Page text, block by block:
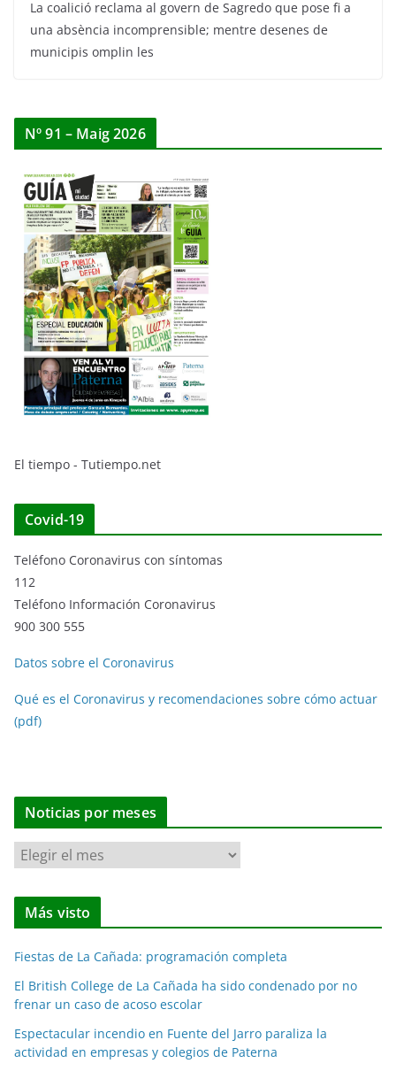
La coalició reclama al govern de Sagredo que pose fi a
una absència incomprensible; mentre desenes de
municipis omplin les
Nº 91 – Maig 2026
El tiempo - Tutiempo.net
Covid-19
Teléfono Coronavirus con síntomas
112
Teléfono Información Coronavirus
900 300 555
Datos sobre el Coronavirus
Qué es el Coronavirus y recomendaciones sobre cómo actuar
(pdf)
Noticias por meses
N
o
t
i
a
s
p
o
Más visto
Fiestas de La Cañada: programación completa
El British College de La Cañada ha sido condenado por no
frenar un caso de acoso escolar
Espectacular incendio en Fuente del Jarro paraliza la
actividad en empresas y colegios de Paterna